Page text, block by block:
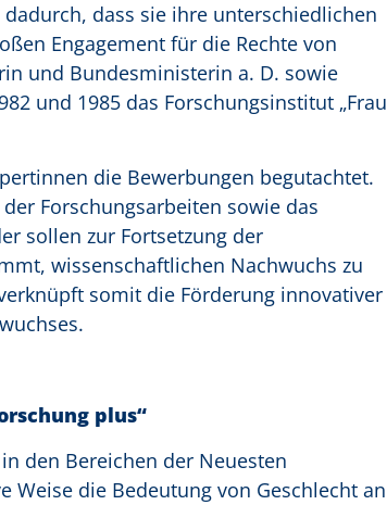
dass sie ihre unterschiedlichen
Engagement für die Rechte von
und Bundesministerin a. D. sowie
und 1985 das Forschungsinstitut „Frau
die Bewerbungen begutachtet.
Forschungsarbeiten sowie das
sollen zur Fortsetzung der
wissenschaftlichen Nachwuchs zu
somit die Förderung innovativer
plus“
den Bereichen der Neuesten
Weise die Bedeutung von Geschlecht an